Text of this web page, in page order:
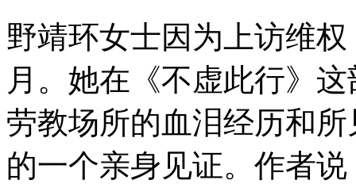
野靖环女士因为上访维
月。她在《不虚此行》
劳教场所的血泪经历和
的一个亲身见证。作者